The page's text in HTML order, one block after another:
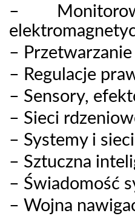
–
– Przetwarzanie
– Regulacje
– Sensory,
– Sieci
– Systemy i
– Sztuczna
– Świadomość
– Wojna